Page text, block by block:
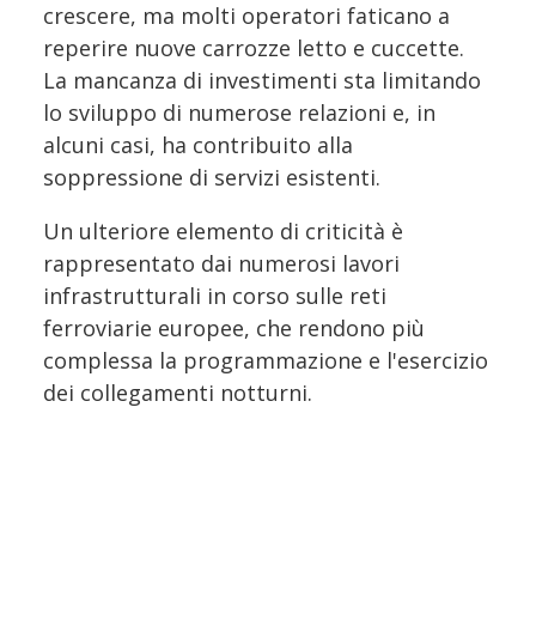
crescere, ma molti operatori faticano a
reperire nuove carrozze letto e cuccette.
La mancanza di investimenti sta limitando
lo sviluppo di numerose relazioni e, in
alcuni casi, ha contribuito alla
soppressione di servizi esistenti.
Un ulteriore elemento di criticità è
rappresentato dai numerosi lavori
infrastrutturali in corso sulle reti
ferroviarie europee, che rendono più
complessa la programmazione e l'esercizio
dei collegamenti notturni.